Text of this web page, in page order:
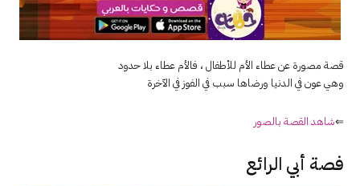
قصة مصورة عن عطاء الأم للأطفال ، فالأم عطاء بلا حدود
وهي عون في الدنيا ورضاها سبب في الفوز في الآخرة
⇐شاهد القصة بالصور
فصة أبي الرائع